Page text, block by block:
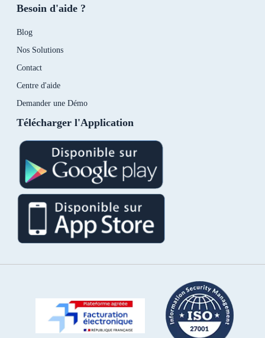
Besoin d'aide ?
Blog
Nos Solutions
Contact
Centre d'aide
Demander une Démo
Télécharger l'Application